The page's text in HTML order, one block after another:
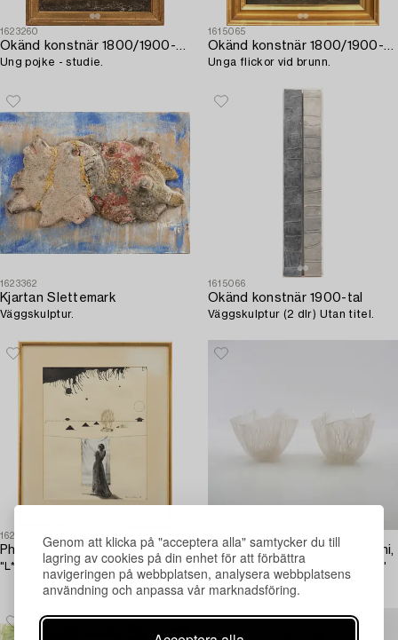
Genom att klicka på "acceptera alla" samtycker du till
lagring av cookies på din enhet för att förbättra
navigeringen på webbplatsen, analysera webbplatsens
användning och anpassa vår marknadsföring.
1623260
Okänd konstnär 1800/1900-tal
Ung pojke - studie.
1615065
Okänd konstnär 1800/1900-tal
Unga flickor vid brunn.
1623362
Kjartan Slettemark
Väggskulptur.
1615066
Okänd konstnär 1900-tal
Väggskulptur (2 dlr) Utan titel.
1627566
Philippe Collage
"L*Horizon menacé".
1615042
Paolo Venini & Fulvio Bianconi,
näsduksskålar 2 st., "Fazzoletto"
Venini Murano Italien.